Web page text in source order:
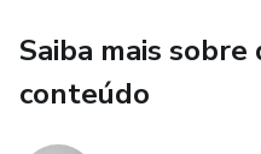
Saiba mais sobre
conteúdo